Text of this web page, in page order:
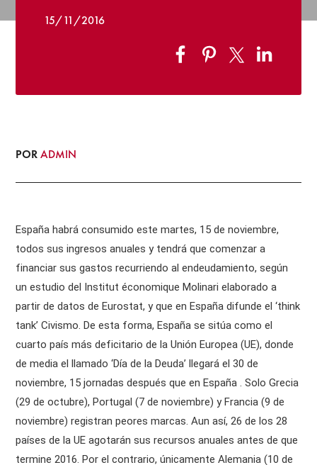
15/11/2016
PORADMIN
España habrá consumido este martes, 15 de noviembre,
todos sus ingresos anuales y tendrá que comenzar a
financiar sus gastos recurriendo al endeudamiento, según
un estudio del Institut économique Molinari elaborado a
partir de datos de Eurostat, y que en España difunde el ‘think
tank’ Civismo. De esta forma, España se sitúa como el
cuarto país más deficitario de la Unión Europea (UE), donde
de media el llamado ‘Día de la Deuda’ llegará el 30 de
noviembre, 15 jornadas después que en España . Solo Grecia
(29 de octubre), Portugal (7 de noviembre) y Francia (9 de
noviembre) registran peores marcas. Aun así, 26 de los 28
países de la UE agotarán sus recursos anuales antes de que
termine 2016. Por el contrario, únicamente Alemania (10 de